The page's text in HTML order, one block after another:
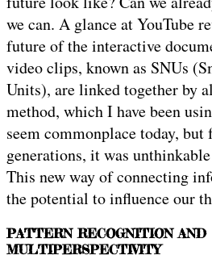
we can. A glance at YouTube
future of the interactive
video clips, known as SNUs
Units), are linked together by
method, which I have been
seem commonplace today, but
generations, it was
This new way of connecting
the potential to influence our
PATTERN RECOGNITION AND
MULTIPERSPECTIVITY